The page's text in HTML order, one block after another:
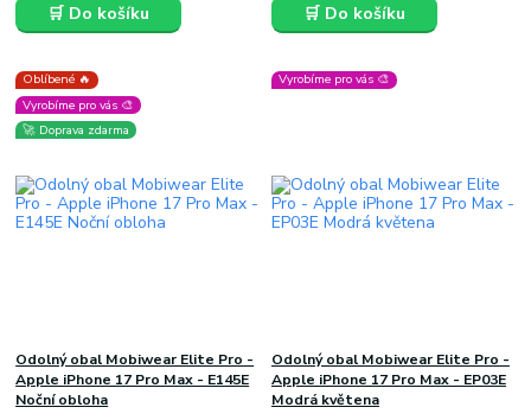
🛒 Do košíku 🛒 Do košíku
Oblíbené 🔥
Vyrobíme pro vás 🎨
🚀 Doprava zdarma
Odolný obal Mobiwear Elite Pro -
Apple iPhone 17 Pro Max - E145E
Noční obloha
Vyrobíme pro vás 🎨
Odolný obal Mobiwear Elite Pro -
Apple iPhone 17 Pro Max - EP03E
Modrá květena